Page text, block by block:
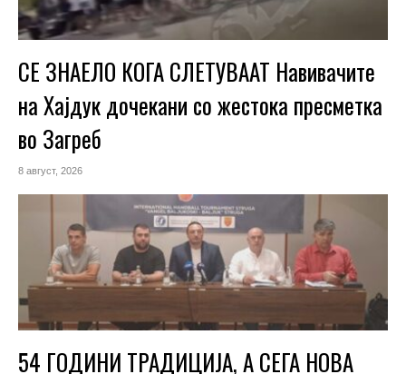
СЕ ЗНАЕЛО КОГА СЛЕТУВААТ Навивачите
на Хајдук дочекани со жестока пресметка
во Загреб
8 август, 2026
54 ГОДИНИ ТРАДИЦИЈА, А СЕГА НОВА